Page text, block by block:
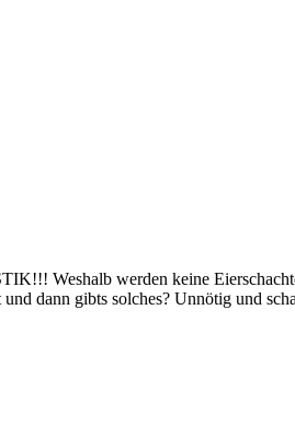
Weshalb werden keine
dann gibts solches? Unnötig und